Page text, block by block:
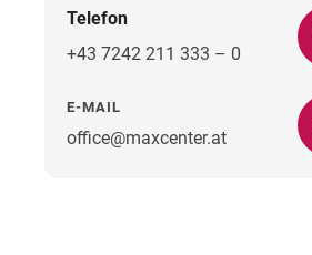
Telefon
+43 7242 211 333 – 0
E-MAIL
office@maxcenter.at